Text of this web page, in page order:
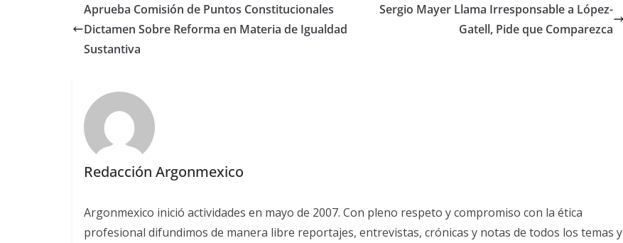
Aprueba Comisión de Puntos Constitucionales
Dictamen Sobre Reforma en Materia de Igualdad
Sustantiva
Sergio Mayer Llama Irresponsable a López-
Gatell, Pide que Comparezca
Redacción Argonmexico
Argonmexico inició actividades en mayo de 2007. Con pleno respeto y compromiso con la ética
profesional difundimos de manera libre reportajes, entrevistas, crónicas y notas de todos los temas y